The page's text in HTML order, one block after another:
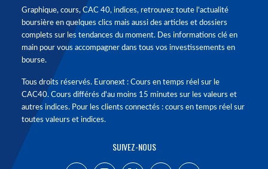
Graphique, cours, CAC 40, indices, retrouvez toute l'actualité
boursière en quelques clics mais aussi des articles et dossiers
complets sur les tendances du moment. Des informations clé en
main pour vous accompagner dans tous vos investissements en
bourse.
Tous droits réservés. Euronext : Cours en temps réel sur le
CAC40. Cours différés d'au moins 15 minutes sur les valeurs et
autres indices. Pour les clients connectés : cours en temps réel sur
toutes valeurs et indices.
SUIVEZ-NOUS